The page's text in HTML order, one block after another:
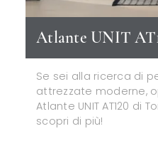
Atlante UNIT
Se sei alla ricerca di
attrezzate moderne,
Atlante UNIT AT120 di
scopri di più!